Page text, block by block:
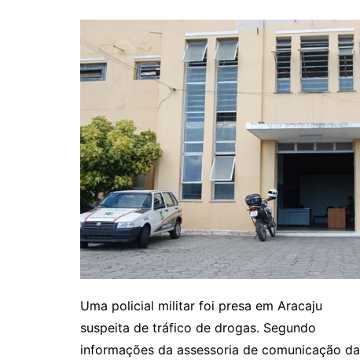
Uma policial militar foi presa em Aracaju
suspeita de tráfico de drogas. Segundo
informações da assessoria de comunicação da